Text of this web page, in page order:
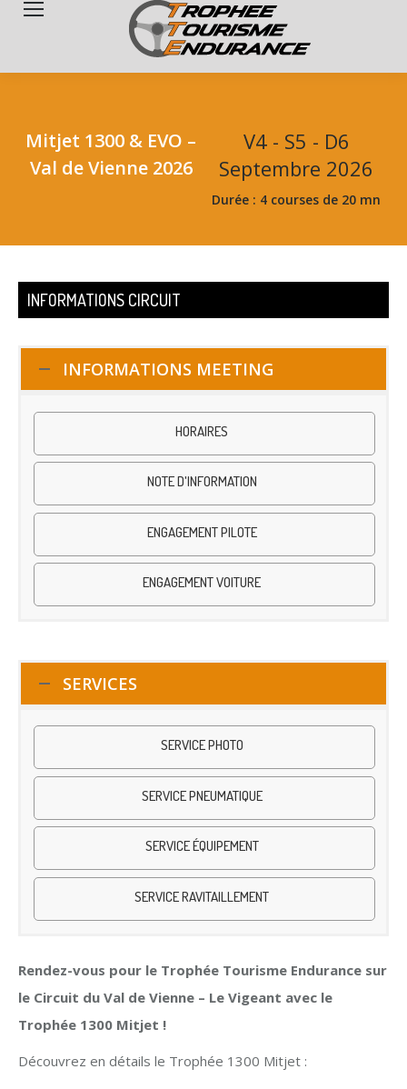
Mitjet 1300 & EVO –
Val de Vienne 2026
V4 - S5 - D6
Septembre 2026
Durée : 4 courses de 20 mn
INFORMATIONS CIRCUIT
INFORMATIONS MEETING
HORAIRES
NOTE D'INFORMATION
ENGAGEMENT PILOTE
ENGAGEMENT VOITURE
SERVICES
SERVICE PHOTO
SERVICE PNEUMATIQUE
SERVICE ÉQUIPEMENT
SERVICE RAVITAILLEMENT
Rendez-vous pour le Trophée Tourisme Endurance sur
le Circuit du Val de Vienne – Le Vigeant avec le
Trophée 1300 Mitjet !
Découvrez en détails le Trophée 1300 Mitjet :